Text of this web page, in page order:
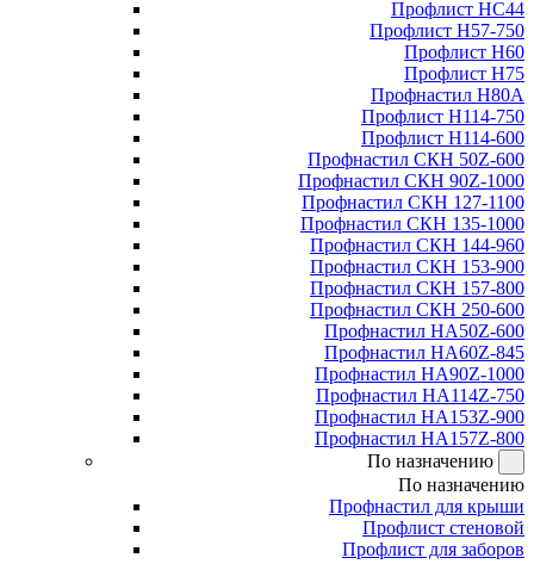
Профлист НС44
Профлист Н57-750
Профлист Н60
Профлист Н75
Профнастил Н80А
Профлист Н114-750
Профлист Н114-600
Профнастил СКН 50Z-600
Профнастил СКН 90Z-1000
Профнастил СКН 127-1100
Профнастил СКН 135-1000
Профнастил СКН 144-960
Профнастил СКН 153-900
Профнастил СКН 157-800
Профнастил СКН 250-600
Профнастил НА50Z-600
Профнастил НА60Z-845
Профнастил НА90Z-1000
Профнастил НА114Z-750
Профнастил НА153Z-900
Профнастил НА157Z-800
По назначению
По назначению
Профнастил для крыши
Профлист стеновой
Профлист для заборов